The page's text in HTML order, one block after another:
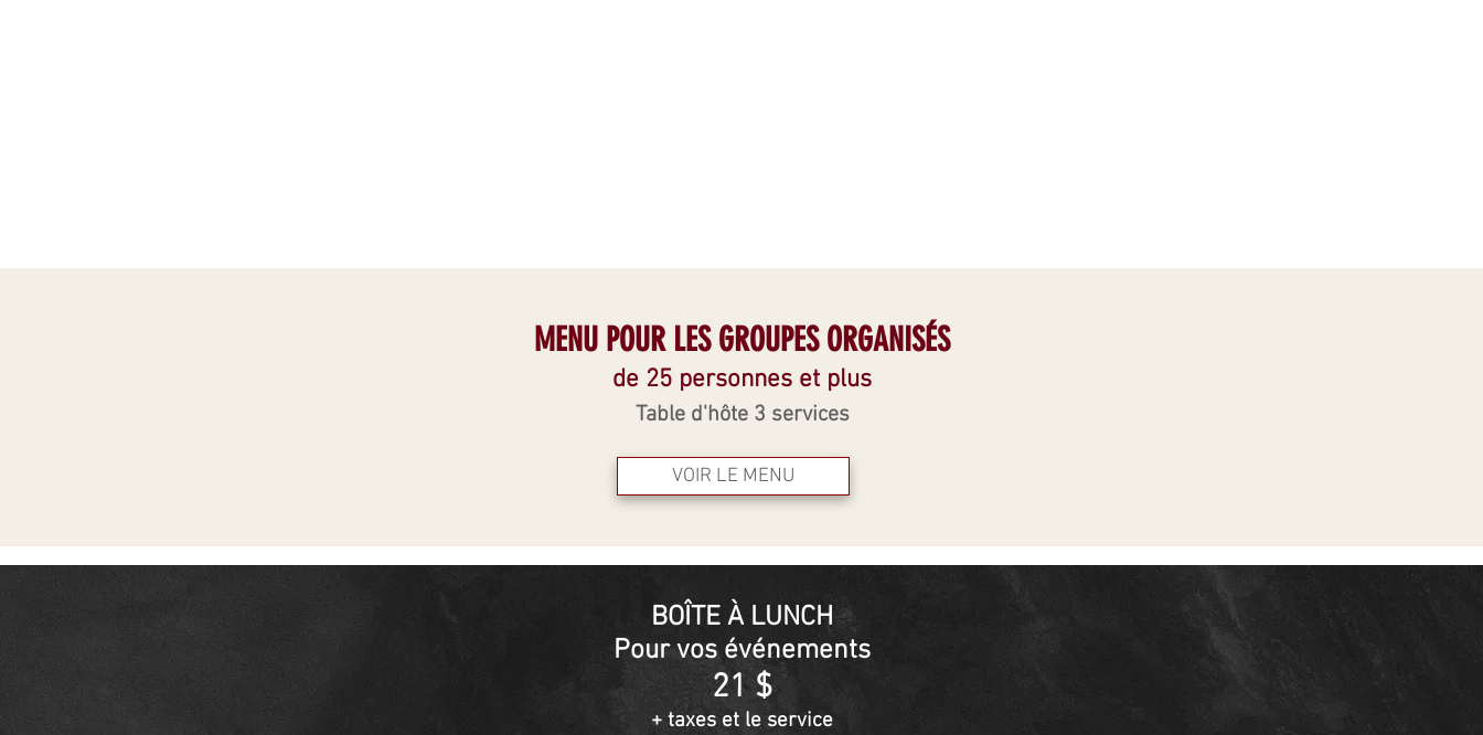
MENU POUR LES GROUPES ORGANISÉS
de 25 personnes et plus
Table d'hôte 3 services
VOIR LE MENU
BOÎTE À LUNCH
Pour vos événements
21 $
+ taxes et le service